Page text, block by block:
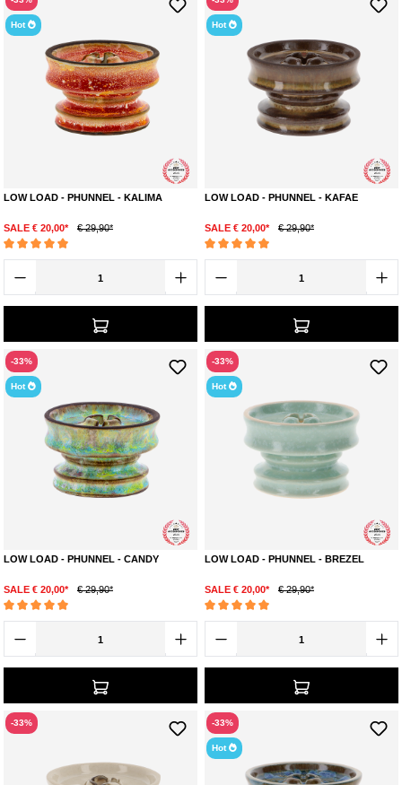
Hot
LOW LOAD - PHUNNEL - KALIMA
SALE € 20,00* € 29,90*
Durchschnittliche Bewertung von 4.9 von 5 Sternen
Hot
LOW LOAD - PHUNNEL - KAFAE
SALE € 20,00* € 29,90*
Durchschnittliche Bewertung von 4.9 von 5
-33%
Hot
LOW LOAD - PHUNNEL - CANDY
SALE € 20,00* € 29,90*
Durchschnittliche Bewertung von 4.9 von 5 Sternen
-33%
Hot
LOW LOAD - PHUNNEL - BREZEL
SALE € 20,00* € 29,90*
Durchschnittliche Bewertung von 4.9 von 5
-33% -33%
Hot